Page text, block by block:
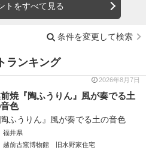
トをすべて見る
条件を変更して検索
ランキング
2026年8月7日
焼『陶ふうりん』風が奏でる土
色
陶ふうりん』風が奏でる土の音色
福井県
越前古窯博物館 旧水野家住宅